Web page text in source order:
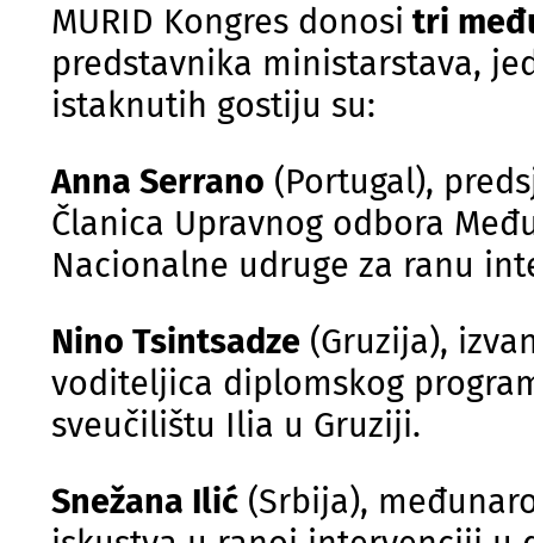
MURID Kongres donosi tri
predstavnika ministarstava,
istaknutih gostiju su:
Anna Serrano (Portugal),
Članica Upravnog odbora
Nacionalne udruge za ranu
Nino Tsintsadze(Gruzija),
voditeljica diplomskog
sveučilištu Ilia u Gruziji.
Snežana Ilić(Srbija),